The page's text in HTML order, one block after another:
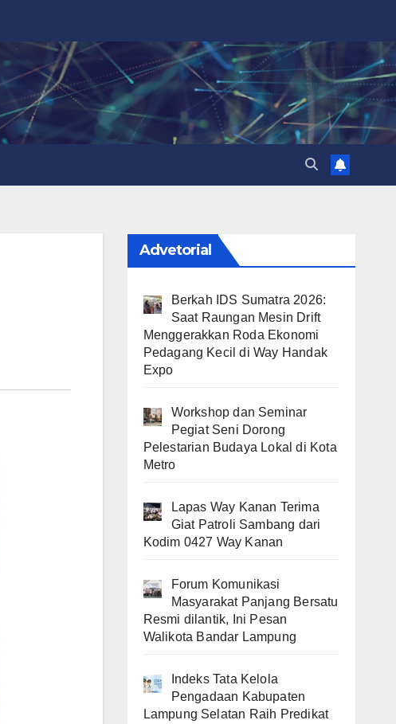
Advetorial
Berkah IDS Sumatra 2026:
Saat Raungan Mesin Drift
Menggerakkan Roda Ekonomi
Pedagang Kecil di Way Handak
Expo
Workshop dan Seminar
Pegiat Seni Dorong
Pelestarian Budaya Lokal di Kota
Metro
Lapas Way Kanan Terima
Giat Patroli Sambang dari
Kodim 0427 Way Kanan
Forum Komunikasi
Masyarakat Panjang Bersatu
Resmi dilantik, Ini Pesan
Walikota Bandar Lampung
Indeks Tata Kelola
Pengadaan Kabupaten
Lampung Selatan Raih Predikat